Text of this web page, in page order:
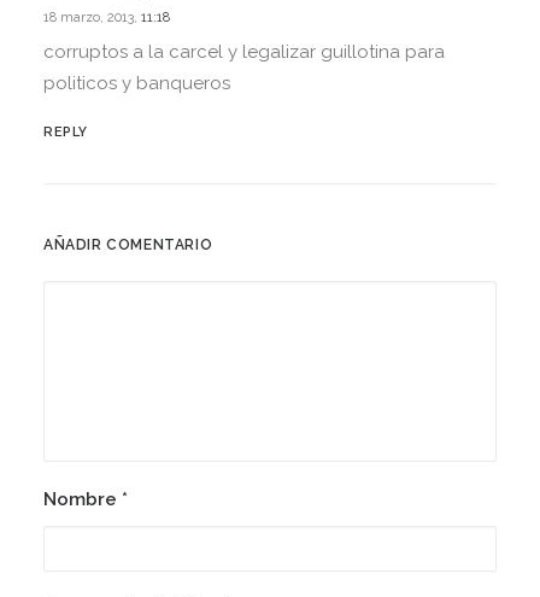
18 marzo, 2013, 11:18
corruptos a la carcel y legalizar guillotina para
politicos y banqueros
REPLY
AÑADIR COMENTARIO
Nombre *